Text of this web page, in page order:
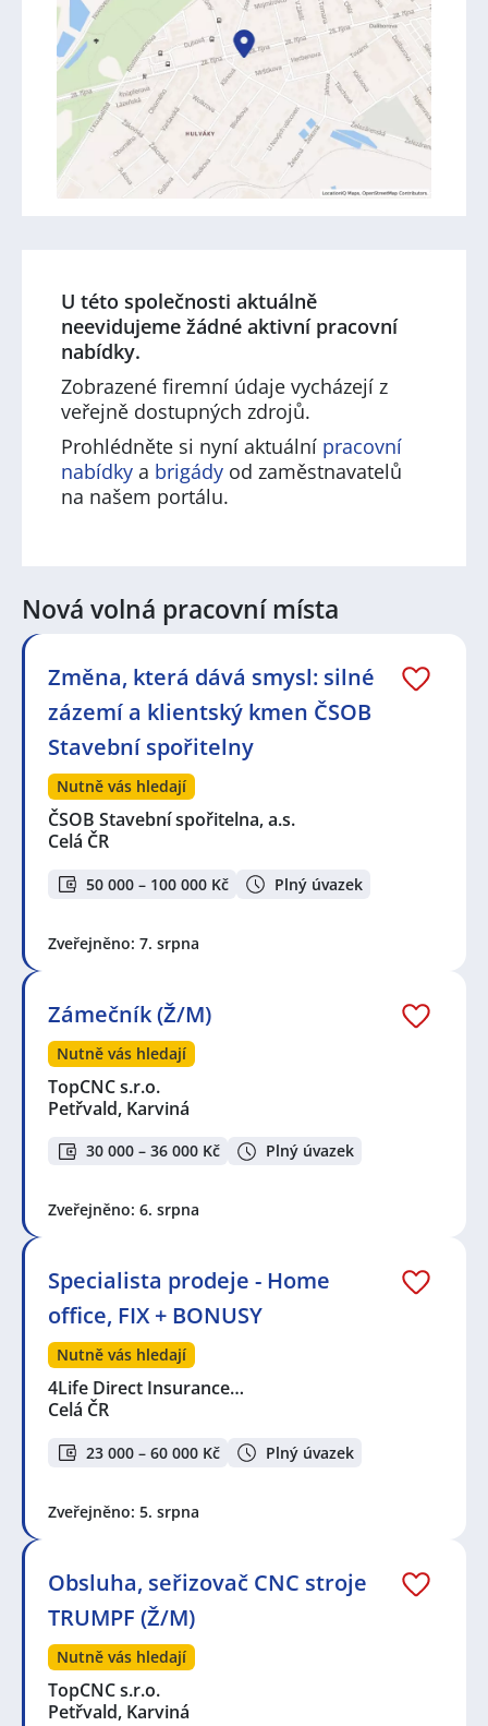
U této společnosti aktuálně
neevidujeme žádné aktivní pracovní
nabídky.
Zobrazené firemní údaje vycházejí z
veřejně dostupných zdrojů.
Prohlédněte si nyní aktuální pracovní
nabídky a brigády od zaměstnavatelů
na našem portálu.
Nová volná pracovní místa
Změna, která dává smysl: silné
zázemí a klientský kmen ČSOB
Stavební spořitelny
Nutně vás hledají
ČSOB Stavební spořitelna, a.s.
Celá ČR
50 000 – 100 000 Kč Plný úvazek
Zveřejněno: 7. srpna
Zámečník (Ž/M)
Nutně vás hledají
TopCNC s.r.o.
Petřvald, Karviná
30 000 – 36 000 Kč Plný úvazek
Zveřejněno: 6. srpna
Specialista prodeje - Home
office, FIX + BONUSY
Nutně vás hledají
4Life Direct Insurance…
Celá ČR
23 000 – 60 000 Kč Plný úvazek
Zveřejněno: 5. srpna
Obsluha, seřizovač CNC stroje
TRUMPF (Ž/M)
Nutně vás hledají
TopCNC s.r.o.
Petřvald, Karviná